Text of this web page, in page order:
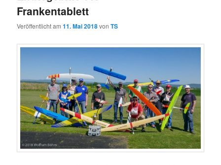
Frankentablett
Veröffentlicht am11. Mai 2018vonTS